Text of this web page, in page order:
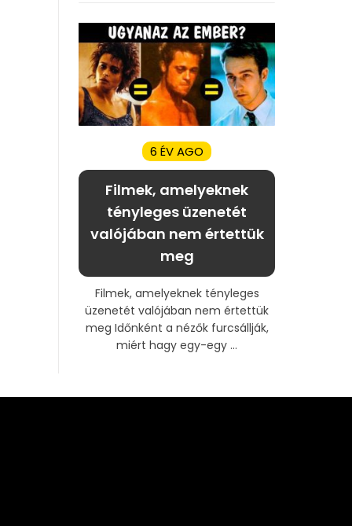
6 ÉV AGO
Filmek, amelyeknek
tényleges üzenetét
valójában nem értettük
meg
Filmek, amelyeknek tényleges
üzenetét valójában nem értettük
meg Időnként a nézők furcsállják,
miért hagy egy-egy ...